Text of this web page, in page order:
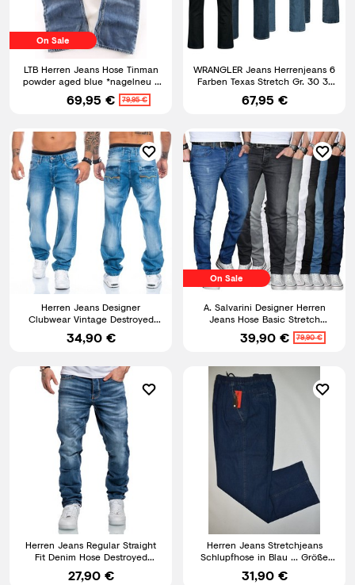
On Sale
LTB Herren Jeans Hose Tinman
powder aged blue *nagelneu *
Bootcut Jeans Neuware
69,95 € 79,95 €
WRANGLER Jeans Herrenjeans 6
Farben Texas Stretch Gr. 30 31
32 33 34
67,95 €
Herren Jeans Designer
Clubwear Vintage Destroyed
Taschen W29-W44 RC-2009
34,90 €
On Sale
A. Salvarini Designer Herren
Jeans Hose Basic Stretch
Jeanshose Regular Slim NEU
39,90 € 79,90 €
Herren Jeans Regular Straight
Fit Denim Hose Destroyed
A79084
27,90 €
Herren Jeans Stretchjeans
Schlupfhose in Blau ... Größe
M,L,XL,XXL,3XL,4XL,5XL
31,90 €